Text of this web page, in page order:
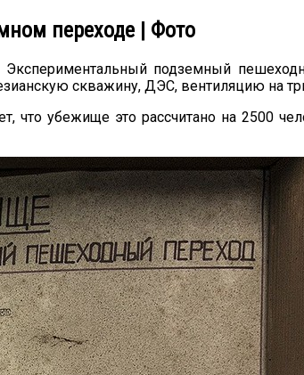
переходе | Фото
подземный
скважину, ДЭС, вентиляцию на
убежище это рассчитано на 2500